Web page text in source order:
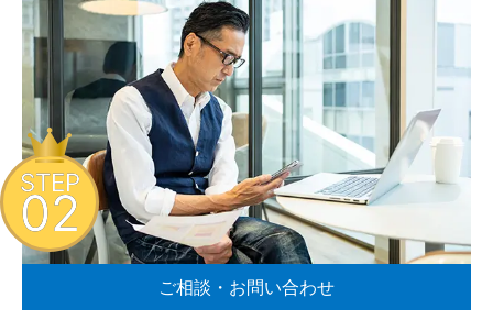
ご相談・お問い合わせ
STEP
02